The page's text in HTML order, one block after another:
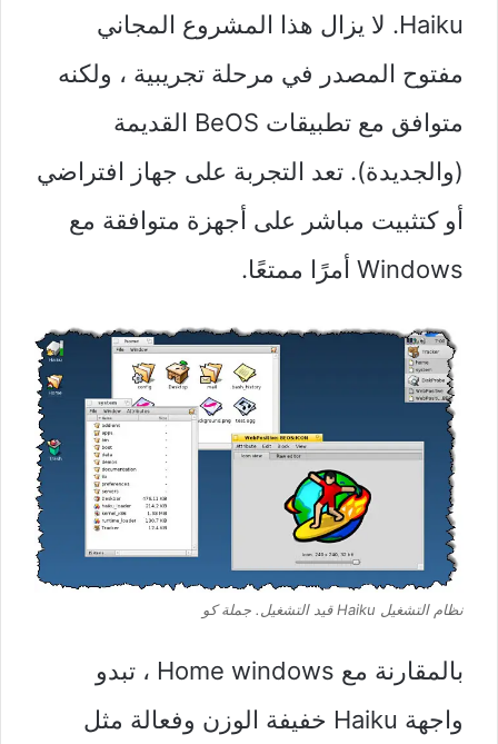
Haiku. لا يزال هذا المشروع المجاني
مفتوح المصدر في مرحلة تجريبية ، ولكنه
متوافق مع تطبيقات BeOS القديمة
(والجديدة). تعد التجربة على جهاز افتراضي
أو كتثبيت مباشر على أجهزة متوافقة مع
Windows أمرًا ممتعًا.
نظام التشغيل Haiku قيد التشغيل. جملة كو
بالمقارنة مع Home windows ، تبدو
واجهة Haiku خفيفة الوزن وفعالة مثل